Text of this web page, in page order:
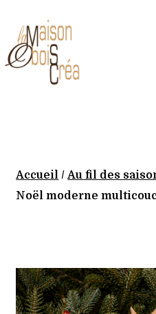
contenu
Accueil /Au fil des
Noël moderne